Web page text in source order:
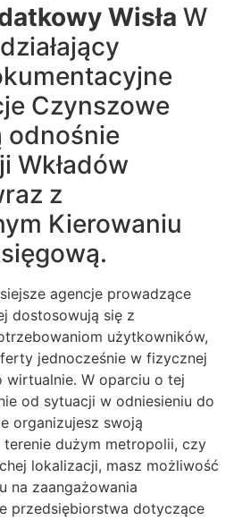
Wisła W
Czynszowe
odnośnie
Wkładów
z
Kierowaniu
agencje prowadzące
dostosowują się z
użytkowników,
jednocześnie w fizycznej
wirtualnie. W oparciu o tej
od sytuacji w odniesieniu do
organizujesz swoją
dużym metropolii, czy
lokalizacji, masz możliwość
na zaangażowania
przedsiębiorstwa dotyczące